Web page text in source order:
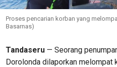
Proses pencarian korban yang
Basarnas)
Tandaseru — Seorang
Dorolonda dilaporkan melompat